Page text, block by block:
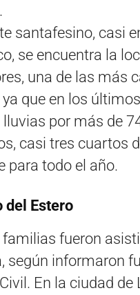
santafesino, casi
se encuentra la
una de las más
que en los
por más de
casi tres cuartos
para todo el año.
del Estero
fueron
según informaron
En la ciudad de